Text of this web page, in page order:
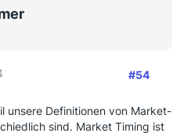
#54
unsere Definitionen von Market-
sind. Market Timing ist